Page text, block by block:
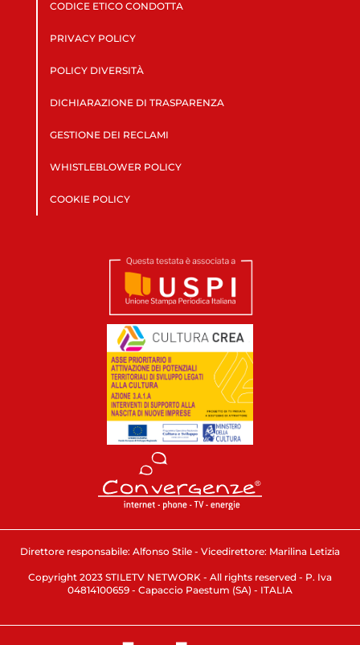
CODICE ETICO CONDOTTA
PRIVACY POLICY
POLICY DIVERSITÀ
DICHIARAZIONE DI TRASPARENZA
GESTIONE DEI RECLAMI
WHISTLEBLOWER POLICY
COOKIE POLICY
Direttore responsabile: Alfonso Stile - Vicedirettore: Marilina Letizia
Copyright 2023 STILETV NETWORK - All rights reserved - P. Iva
04814100659 - Capaccio Paestum (SA) - ITALIA